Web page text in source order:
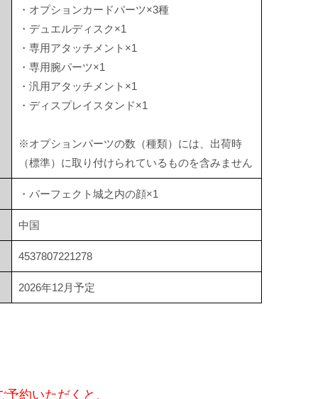
・オプションカードパーツ×3種
・デュエルディスク×1
・専用アタッチメント×1
・専用腕パーツ×1
・汎用アタッチメント×1
・ディスプレイスタンド×1
※オプションパーツの数（種類）には、出荷時
（標準）に取り付けられているものを含みません
・パーフェクト城之内の顔×1
中国
4537807221278
2026年12月予定
予約いただくと、